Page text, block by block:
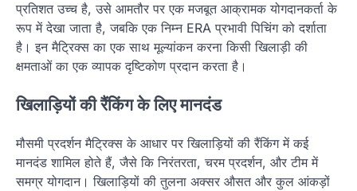
प्रतिशत उच्च है, उसे आमतौर पर एक मजबूत आक्रामक योगदानकर्ता के
रूप में देखा जाता है, जबकि एक निम्न ERA प्रभावी पिचिंग को दर्शाता
है। इन मैट्रिक्स का एक साथ मूल्यांकन करना किसी खिलाड़ी की
क्षमताओं का एक व्यापक दृष्टिकोण प्रदान करता है।
खिलाड़ियों की रैंकिंग के लिए मानदंड
मौसमी प्रदर्शन मैट्रिक्स के आधार पर खिलाड़ियों की रैंकिंग में कई
मानदंड शामिल होते हैं, जैसे कि निरंतरता, चरम प्रदर्शन, और टीम में
समग्र योगदान। खिलाड़ियों की तुलना अक्सर औसत और कुल आंकड़ों